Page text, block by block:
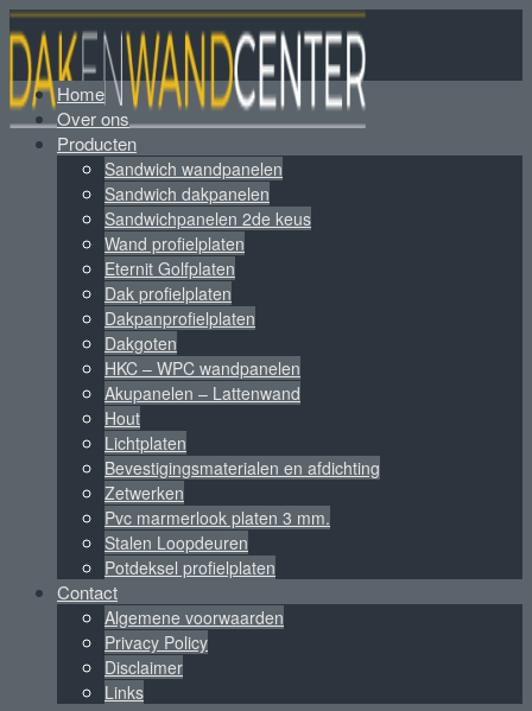
Home
Over ons
Producten
Sandwich wandpanelen
Sandwich dakpanelen
Sandwichpanelen 2de keus
Wand profielplaten
Eternit Golfplaten
Dak profielplaten
Dakpanprofielplaten
Dakgoten
HKC – WPC wandpanelen
Akupanelen – Lattenwand
Hout
Lichtplaten
Bevestigingsmaterialen en afdichting
Zetwerken
Pvc marmerlook platen 3 mm.
Stalen Loopdeuren
Potdeksel profielplaten
Contact
Algemene voorwaarden
Privacy Policy
Disclaimer
Links